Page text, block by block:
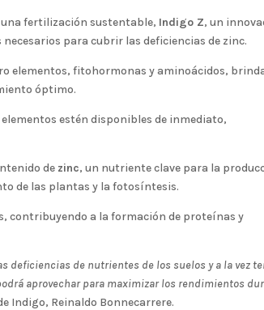
fertilización sustentable, Indigo Z, un
para cubrir las deficiencias de zinc.
elementos, fitohormonas y aminoácidos,
óptimo.
estén disponibles de inmediato,
de zinc, un nutriente clave para la
de las plantas y la fotosíntesis.
contribuyendo a la formación de proteínas y
deficiencias de nutrientes de los suelos y a la vez
aprovechar para maximizar los rendimientos
Indigo, Reinaldo Bonnecarrere.